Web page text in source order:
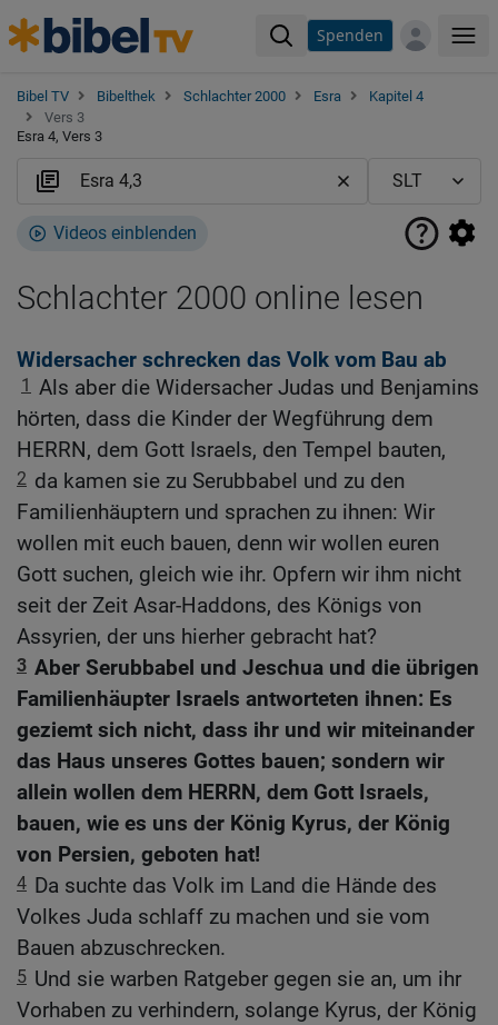
Spenden
Bibel TV Bibelthek Schlachter 2000 Esra
Kapitel 4
Vers 3
Esra 4, Vers 3
Videos einblenden
Schlachter 2000 online lesen
Widersacher schrecken das Volk vom Bau ab
1 Als aber die Widersacher Judas und Benjamins
hörten, dass die Kinder der Wegführung dem
HERRN, dem Gott Israels, den Tempel bauten,
2 da kamen sie zu Serubbabel und zu den
Familienhäuptern und sprachen zu ihnen: Wir
wollen mit euch bauen, denn wir wollen euren
Gott suchen, gleich wie ihr. Opfern wir ihm nicht
seit der Zeit Asar-Haddons, des Königs von
Assyrien, der uns hierher gebracht hat?
3 Aber Serubbabel und Jeschua und die übrigen
Familienhäupter Israels antworteten ihnen: Es
geziemt sich nicht, dass ihr und wir miteinander
das Haus unseres Gottes bauen; sondern wir
allein wollen dem HERRN, dem Gott Israels,
bauen, wie es uns der König Kyrus, der König
von Persien, geboten hat!
4 Da suchte das Volk im Land die Hände des
Volkes Juda schlaff zu machen und sie vom
Bauen abzuschrecken.
5 Und sie warben Ratgeber gegen sie an, um ihr
Vorhaben zu verhindern, solange Kyrus, der König